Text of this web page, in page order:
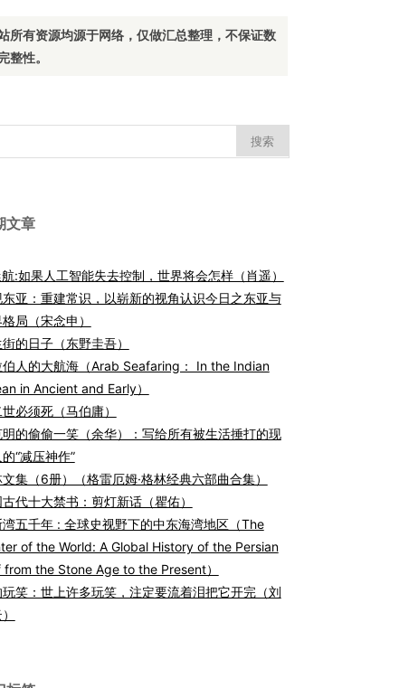
所有资源均源于网络，仅做汇总整理，不保证数
整性。
文章
:如果人工智能失去控制，世界将会怎样（肖遥）
东亚：重建常识，以崭新的视角认识今日之东亚与
局（宋念申）
的日子（东野圭吾）
伯人的大航海（Arab Seafaring： In the Indian
in Ancient and Early）
必须死（马伯庸）
明的偷偷一笑（余华）：写给所有被生活捶打的现
“减压神作”
集（6册）（格雷厄姆·格林经典六部曲合集）
代十大禁书：剪灯新话（瞿佑）
五千年 : 全球史视野下的中东海湾地区（The
of the World: A Global History of the Persian
from the Stone Age to the Present）
玩笑：世上许多玩笑，注定要流着泪把它开完（刘